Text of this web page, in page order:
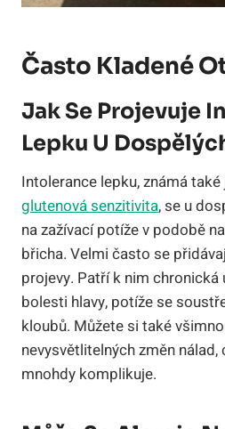
Často Kladené
Jak Se Projevuje
Lepku U
Intolerance lepku, známá také
glutenová senzitivita, se u
na zažívací potíže v podobě
břicha. Velmi často se
projevy. Patří k nim chronická
bolesti hlavy, potíže se
kloubů. Můžete si také
nevysvětlitelných změn
mnohdy komplikuje.